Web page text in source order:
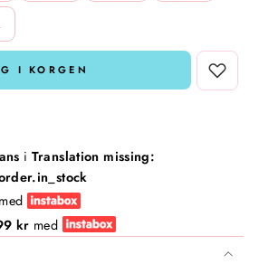
I KORGEN
i Translation missing:
med
kr med
Rebel